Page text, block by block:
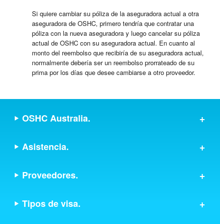
Si quiere cambiar su póliza de la aseguradora actual a otra
aseguradora de OSHC, primero tendría que contratar una
póliza con la nueva aseguradora y luego cancelar su póliza
actual de OSHC con su aseguradora actual. En cuanto al
monto del reembolso que recibiría de su aseguradora actual,
normalmente debería ser un reembolso prorrateado de su
prima por los días que desee cambiarse a otro proveedor.
OSHC Australia.
Asistencia.
Proveedores.
Tipos de visa.